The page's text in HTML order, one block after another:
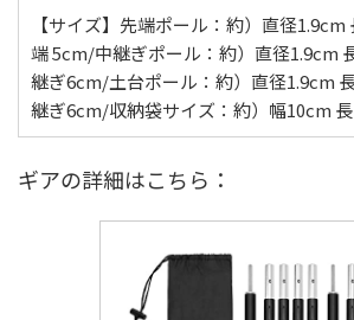
【サイズ】先端ポール：約）直径1.9cm
端 5cm/中継ぎポール：約）直径1.9cm
継ぎ6cm/土台ポール：約）直径1.9cm
継ぎ6cm/収納袋サイズ：約）幅10cm
ギアの詳細はこちら：